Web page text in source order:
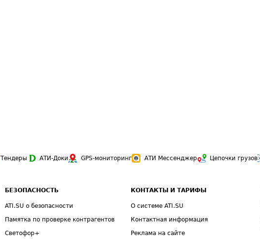
Тендеры АТИ-Доки GPS-мониторинг АТИ Мессенджер Цепочки грузов
БЕЗОПАСНОСТЬ
ATI.SU о безопасности
Памятка по проверке контрагентов
Светофор+
КОНТАКТЫ И ТАРИФЫ
О системе ATI.SU
Контактная информация
Реклама на сайте